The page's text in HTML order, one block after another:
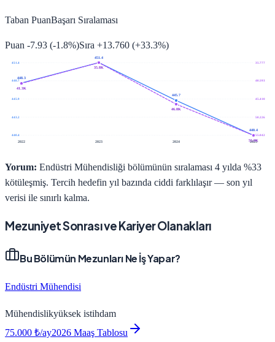
Taban PuanBaşarı Sıralaması
Puan -7.93 (-1.8%)Sıra +13.760 (+33.3%)
451.4 35.777
448.7 40.593
445.9 45.410
443.2 50.226
440.4
55.042
2022
2023 2024 2025
448.3
451.4
445.7
440.4
41.3K
35.8K
46.8K
55.0K
Yorum: Endüstri Mühendisliği bölümünün sıralaması 4 yılda %33
kötüleşmiş. Tercih hedefin yıl bazında ciddi farklılaşır — son yıl
verisi ile sınırlı kalma.
Mezuniyet Sonrası ve Kariyer Olanakları
Bu Bölümün Mezunları Ne İş Yapar?
Endüstri Mühendisi
Mühendislikyüksek istihdam
75.000 ₺/ay2026 Maaş Tablosu